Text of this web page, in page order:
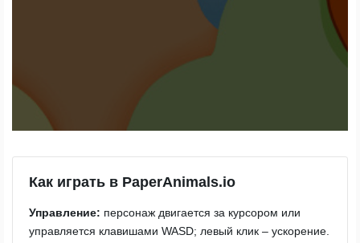
Как играть в PaperAnimals.io
Управление: персонаж двигается за курсором или
управляется клавишами WASD; левый клик – ускорение.